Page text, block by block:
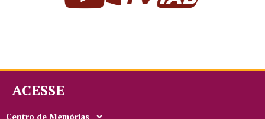
ACESSE
Centro de Memórias